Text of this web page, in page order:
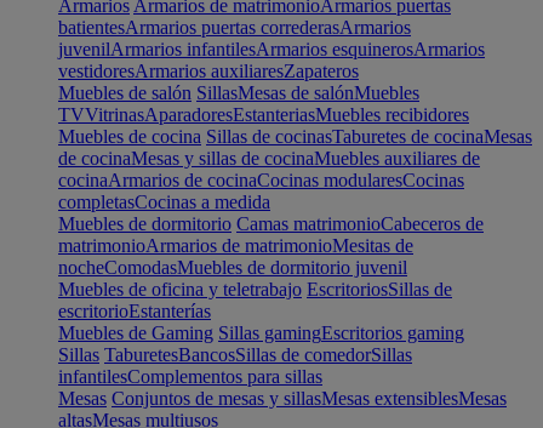
Armarios Armarios de matrimonioArmarios puertas
batientesArmarios puertas correderasArmarios
juvenilArmarios infantilesArmarios esquinerosArmarios
vestidoresArmarios auxiliaresZapateros
Muebles de salón SillasMesas de salónMuebles
TVVitrinasAparadoresEstanteriasMuebles recibidores
Muebles de cocina Sillas de cocinasTaburetes de cocinaMesas
de cocinaMesas y sillas de cocinaMuebles auxiliares de
cocinaArmarios de cocinaCocinas modularesCocinas
completasCocinas a medida
Muebles de dormitorio Camas matrimonioCabeceros de
matrimonioArmarios de matrimonioMesitas de
nocheComodasMuebles de dormitorio juvenil
Muebles de oficina y teletrabajo EscritoriosSillas de
escritorioEstanterías
Muebles de Gaming Sillas gamingEscritorios gaming
Sillas TaburetesBancosSillas de comedorSillas
infantilesComplementos para sillas
Mesas Conjuntos de mesas y sillasMesas extensiblesMesas
altasMesas multiusos